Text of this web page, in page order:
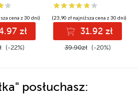
cena z 30 dni)
zł
(-22%)
(23,90 zł najniższa cena z 30 dni)
31.92 zł
39.90zł (-20%)
posłuchasz: